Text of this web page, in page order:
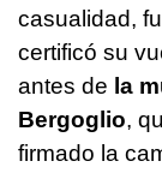
casualidad,
certificó su
antes de la
Bergoglio,
firmado la